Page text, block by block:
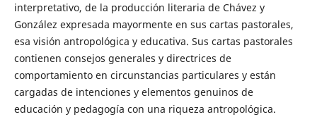
interpretativo, de la producción literaria de Chávez y
González expresada mayormente en sus cartas pastorales,
esa visión antropológica y educativa. Sus cartas pastorales
contienen consejos generales y directrices de
comportamiento en circunstancias particulares y están
cargadas de intenciones y elementos genuinos de
educación y pedagogía con una riqueza antropológica.